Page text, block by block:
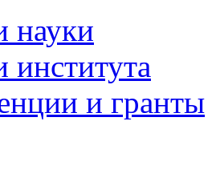
науки
института
и гранты